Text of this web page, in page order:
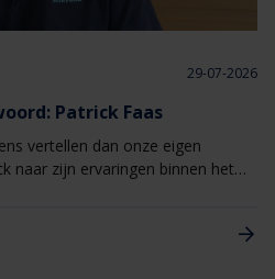
29-07-2026
Patrick Faas
vertellen dan onze eigen
naar zijn ervaringen binnen het